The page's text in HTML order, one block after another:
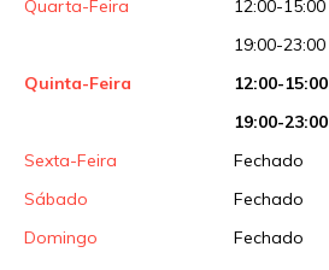
Quarta-Feira
12:00-15:00
19:00-23:00
Quinta-Feira
12:00-15:00
19:00-23:00
Sexta-Feira
Fechado
Sábado
Fechado
Domingo
Fechado